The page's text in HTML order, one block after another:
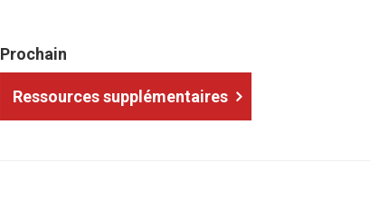
Prochain
Ressources supplémentaires